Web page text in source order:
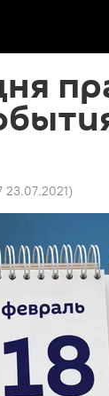
23.07.2021)